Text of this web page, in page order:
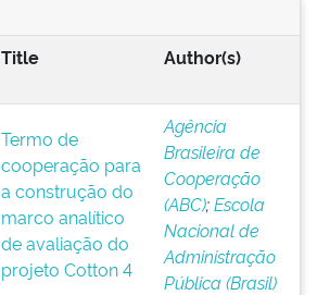
Title Author(s)
Termo de
cooperação para
a construção do
marco analítico
de avaliação do
projeto Cotton 4
Agência
Brasileira de
Cooperação
(ABC);Escola
Nacional de
Administração
Pública (Brasil)